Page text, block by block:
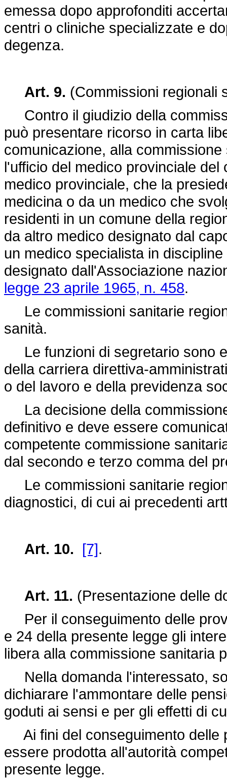
emessa dopo approfonditi
centri o cliniche specializzate e
degenza.
Art. 9. (Commissioni regionali
Contro il giudizio della
può presentare ricorso in carta
comunicazione, alla
l'ufficio del medico provinciale
medico provinciale, che la
medicina o da un medico che
residenti in un comune della
da altro medico designato dal
un medico specialista in
designato dall'Associazione
legge 23 aprile 1965, n. 458.
Le commissioni sanitarie
sanità.
Le funzioni di segretario sono
della carriera direttiva-
o del lavoro e della previdenza
La decisione della
definitivo e deve essere
competente commissione
dal secondo e terzo comma del
Le commissioni sanitarie
diagnostici, di cui ai precedenti
Art. 10. [7].
Art. 11. (Presentazione delle
Per il conseguimento delle
e 24 della presente legge gli
libera alla commissione sanitaria
Nella domanda l'interessato,
dichiarare l'ammontare delle
goduti ai sensi e per gli effetti di
Ai fini del conseguimento delle
essere prodotta all'autorità
presente legge.